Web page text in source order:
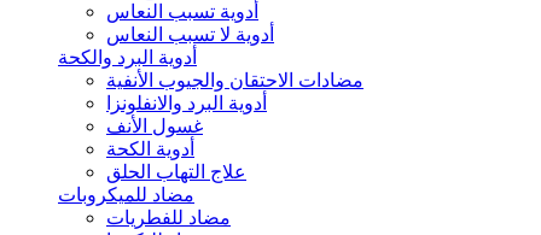
أدوية تسبب النعاس
أدوية لا تسبب النعاس
أدوية البرد والكحة
مضادات الاحتقان والجيوب الأنفية
أدوية البرد والانفلونزا
غسول الأنف
أدوية الكحة
علاج التهاب الحلق
مضاد للميكروبات
مضاد للفطريات